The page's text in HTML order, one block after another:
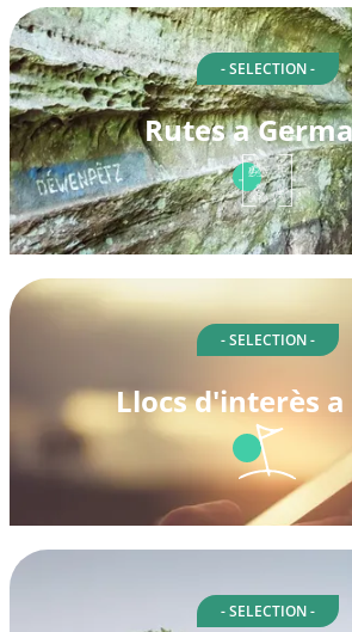
- SELECTION -
Rutes a
- SELECTION -
Llocs d'interès a
- SELECTION -